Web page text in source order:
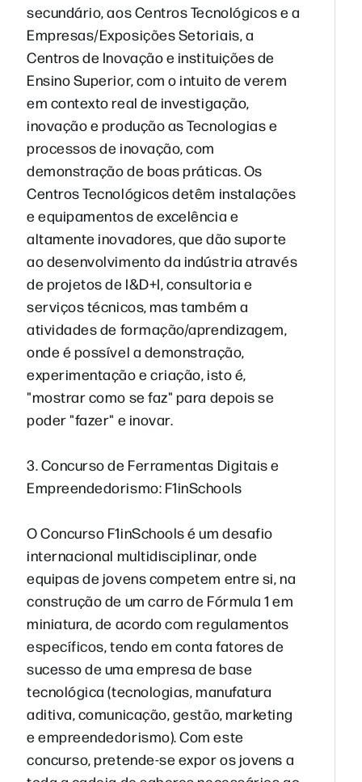
secundário, aos Centros Tecnológicos e a
Empresas/Exposições Setoriais, a
Centros de Inovação e instituições de
Ensino Superior, com o intuito de verem
em contexto real de investigação,
inovação e produção as Tecnologias e
processos de inovação, com
demonstração de boas práticas. Os
Centros Tecnológicos detêm instalações
e equipamentos de excelência e
altamente inovadores, que dão suporte
ao desenvolvimento da indústria através
de projetos de I&D+I, consultoria e
serviços técnicos, mas também a
atividades de formação/aprendizagem,
onde é possível a demonstração,
experimentação e criação, isto é,
"mostrar como se faz" para depois se
poder "fazer" e inovar.
3. Concurso de Ferramentas Digitais e
Empreendedorismo: F1inSchools
O Concurso F1inSchools é um desafio
internacional multidisciplinar, onde
equipas de jovens competem entre si, na
construção de um carro de Fórmula 1 em
miniatura, de acordo com regulamentos
específicos, tendo em conta fatores de
sucesso de uma empresa de base
tecnológica (tecnologias, manufatura
aditiva, comunicação, gestão, marketing
e empreendedorismo). Com este
concurso, pretende-se expor os jovens a